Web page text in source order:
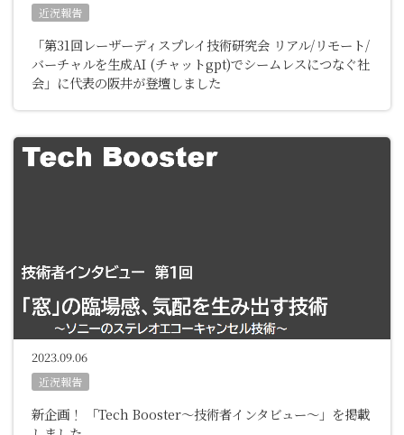
近況報告
「第31回レーザーディスプレイ技術研究会 リアル/リモート/
バーチャルを生成AI (チャットgpt)でシームレスにつなぐ社
会」に代表の阪井が登壇しました
2023.09.06
近況報告
新企画！ 「Tech Booster～技術者インタビュー～」を掲載